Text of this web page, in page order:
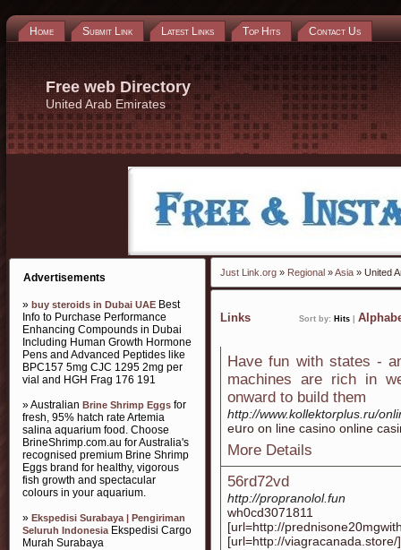
Home Submit Link Latest Links Top Hits Contact Us
Free web Directory
United Arab Emirates
Advertisements
» buy steroids in Dubai UAE Best
Info to Purchase Performance
Enhancing Compounds in Dubai
Including Human Growth Hormone
Pens and Advanced Peptides like
BPC157 5mg CJC 1295 2mg per
vial and HGH Frag 176 191
» Australian Brine Shrimp Eggs for
fresh, 95% hatch rate Artemia
salina aquarium food. Choose
BrineShrimp.com.au for Australia's
recognised premium Brine Shrimp
Eggs brand for healthy, vigorous
fish growth and spectacular
colours in your aquarium.
» Ekspedisi Surabaya | Pengiriman
Seluruh IndonesiaEkspedisi Cargo
Murah Surabaya
Just Link.org » Regional »Asia » United
Links Sort by: Hits
Have fun with states -
machines are rich in
onward to build them
http://www.kollektorplus.ru/
eսro on line casino online
More Details
56rd72vd
http://propranolol.fun
wh0cd3071811
[url=http://
[url=http://